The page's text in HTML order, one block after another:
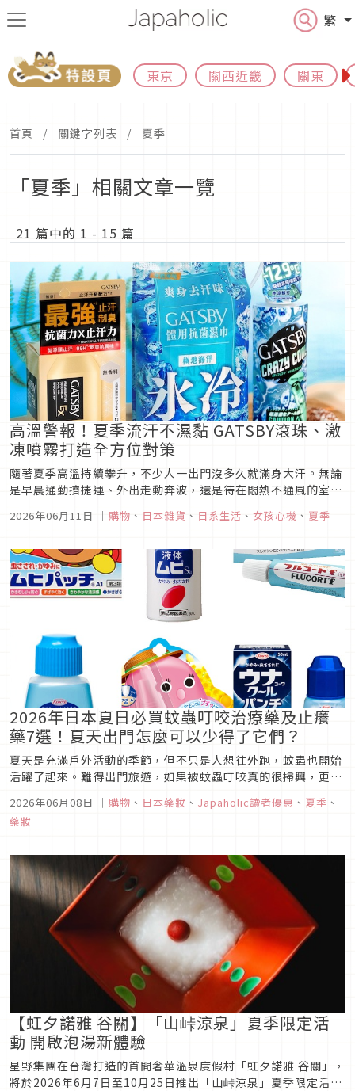
繁
東京 關西近畿 關東
首頁 關鍵字列表 夏季
「夏季」相關文章一覽
21 篇中的 1 - 15 篇
高溫警報！夏季流汗不濕黏 GATSBY滾珠、激
凍噴霧打造全方位對策
隨著夏季高溫持續攀升，不少人一出門沒多久就滿身大汗。無論
是早晨通勤擠捷運、外出走動奔波，還是待在悶熱不通風的室
環境下，汗水與皮脂混合後，容易因與皮膚表面的細菌接觸而產
策」逐漸成為大眾關注的...
2026年06月11日 ｜ 購物 、 日本雜貨 、 日系生活 、 女孩心機 、 夏季
2026年日本夏日必買蚊蟲叮咬治療藥及止癢
藥7選！夏天出門怎麼可以少得了它們？
夏天是充滿戶外活動的季節，但不只是人想往外跑，蚊蟲也開始
活躍了起來。難得出門旅遊，如果被蚊蟲叮咬真的很掃興，更糟
篇將簡單介紹日本市售蚊蟲叮咬藥及止癢藥成分，看懂成分就能
對症下藥，讓你出外旅行有備無患！
2026年06月08日 ｜ 購物 、 日本藥妝 、 Japaholic讀者優惠 、 夏季 、
藥妝
【虹夕諾雅 谷關】「山峠涼泉」夏季限定活
動 開啟泡湯新體驗
星野集團在台灣打造的首間奢華溫泉度假村「虹夕諾雅 谷關」，
將於2026年6月7日至10月25日推出「山峠涼泉」夏季限定活